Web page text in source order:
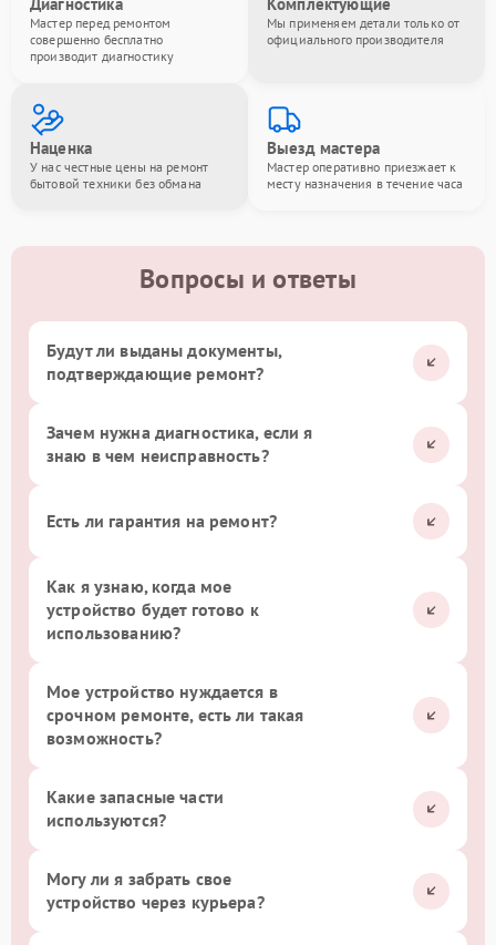
Мастер перед ремонтом
совершенно бесплатно
производит диагностику
Мы применяем детали только от
официального производителя
Наценка
У нас честные цены на ремонт
бытовой техники без обмана
Выезд мастера
Мастер оперативно приезжает к
месту назначения в течение часа
Вопросы и ответы
Будут ли выданы документы,
подтверждающие ремонт?
Зачем нужна диагностика, если я
знаю в чем неисправность?
Есть ли гарантия на ремонт?
Как я узнаю, когда мое
устройство будет готово к
использованию?
Мое устройство нуждается в
срочном ремонте, есть ли такая
возможность?
Какие запасные части
используются?
Могу ли я забрать свое
устройство через курьера?